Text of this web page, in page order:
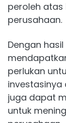
peroleh
perusahaan.
Dengan hasil
perlukan
investasinya
juga dapat
untuk